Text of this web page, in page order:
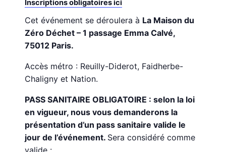
Inscriptions obligatoires ici
Cet événement se déroulera à La Maison du
Zéro Déchet – 1 passage Emma Calvé,
75012 Paris.
Accès métro : Reuilly-Diderot, Faidherbe-
Chaligny et Nation.
PASS SANITAIRE OBLIGATOIRE : selon la loi
en vigueur, nous vous demanderons la
présentation d’un pass sanitaire valide le
jour de l’événement. Sera considéré comme
valide :